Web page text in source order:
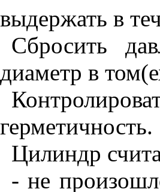
выдержать в
Сбросить
диаметр в
герметичность.
Цилиндр
- не